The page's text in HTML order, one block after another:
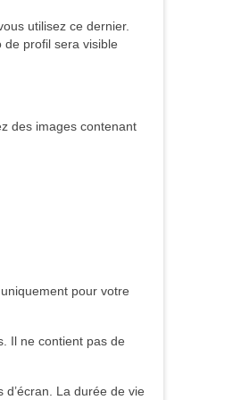
utilisez ce dernier.
profil sera visible
des images contenant
pour votre
Il ne contient pas de
La durée de vie